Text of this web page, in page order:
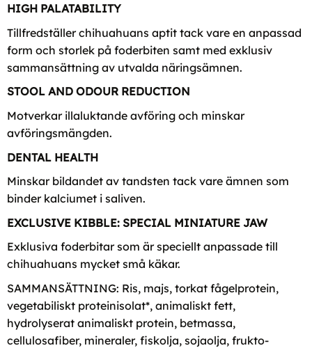
HIGH PALATABILITY
Tillfredställer chihuahuans aptit tack vare en anpassad
form och storlek på foderbiten samt med exklusiv
sammansättning av utvalda näringsämnen.
STOOL AND ODOUR REDUCTION
Motverkar illaluktande avföring och minskar
avföringsmängden.
DENTAL HEALTH
Minskar bildandet av tandsten tack vare ämnen som
binder kalciumet i saliven.
EXCLUSIVE KIBBLE: SPECIAL MINIATURE JAW
Exklusiva foderbitar som är speciellt anpassade till
chihuahuans mycket små käkar.
SAMMANSÄTTNING: Ris, majs, torkat fågelprotein,
vegetabiliskt proteinisolat*, animaliskt fett,
hydrolyserat animaliskt protein, betmassa,
cellulosafiber, mineraler, fiskolja, sojaolja, frukto-